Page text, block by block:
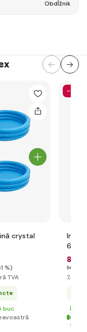
Obdĺžnik
crystal
%)
TVA
buc
-40%
Intex
61cm
8
14
7,42 lei
În
(La